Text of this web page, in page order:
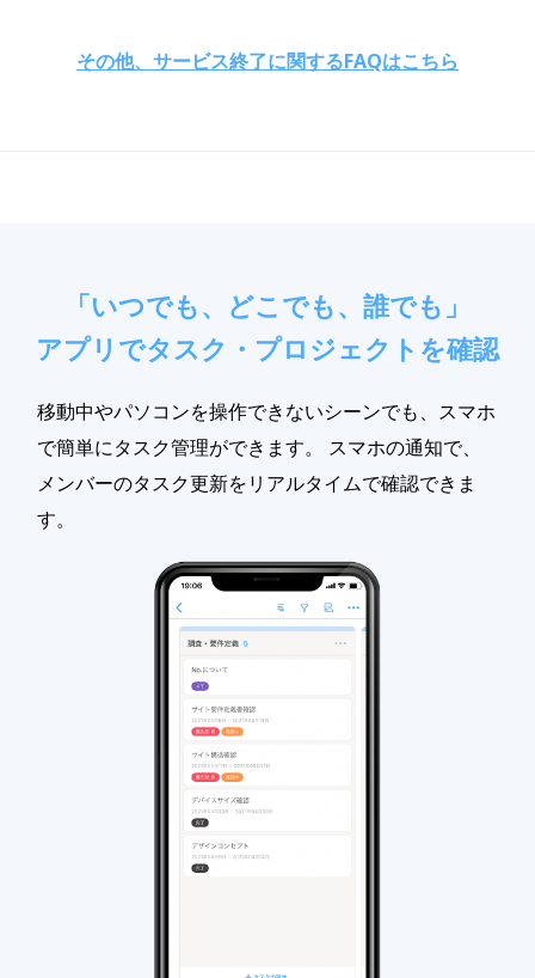
その他、サービス終了に関するFAQはこちら
「いつでも、どこでも、誰でも」
アプリでタスク・プロジェクトを確認
移動中やパソコンを操作できないシーンでも、スマホ
で簡単にタスク管理ができます。 スマホの通知で、
メンバーのタスク更新をリアルタイムで確認できま
す。